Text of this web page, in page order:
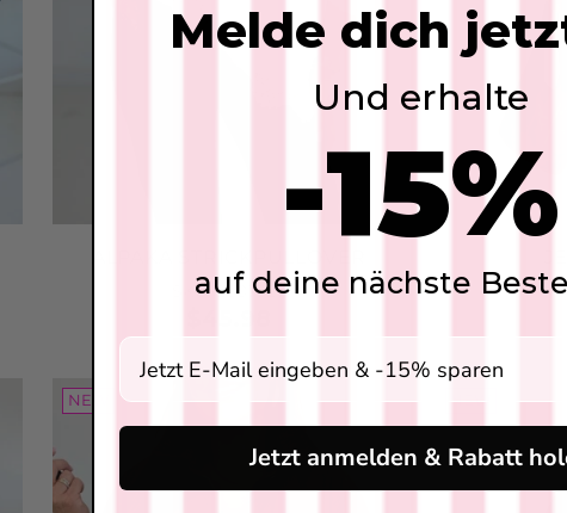
SKU: 2607327
NEW NEW
Melde dich
Und erhalte
-15%
auf deine nächste
Eingabe E-Mail Adresse
Jetzt anmelden & Rabatt